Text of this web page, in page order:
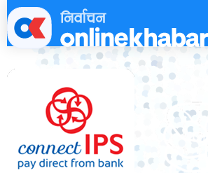
Skip
to
content